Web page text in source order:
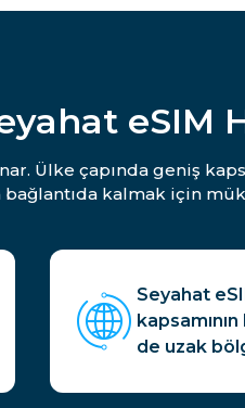
eSIM
Ülke çapında geniş
bağlantıda kalmak için
Seyahat
de uzak